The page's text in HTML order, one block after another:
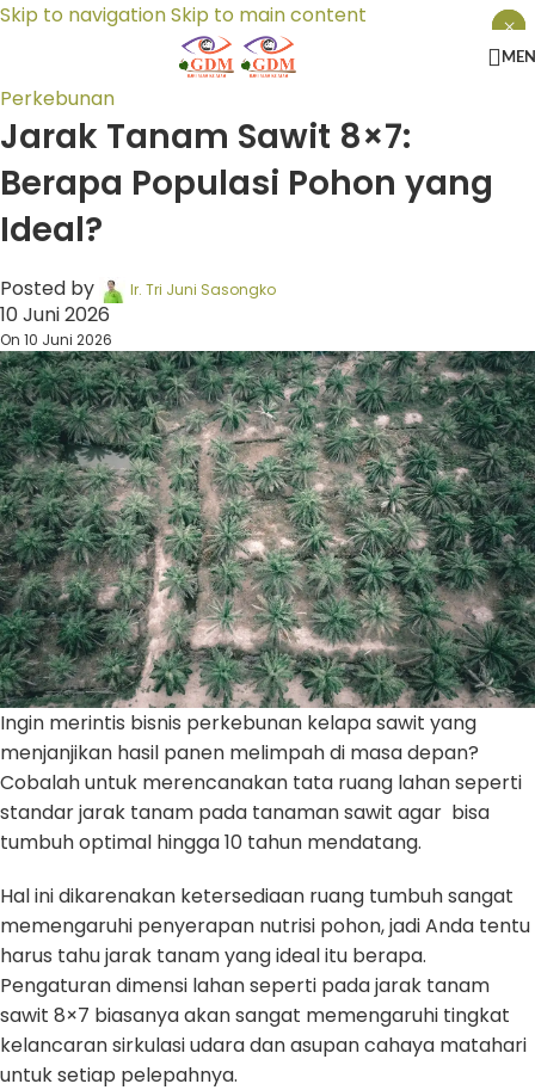
Skip to navigationSkip to main content
Perkebunan
Jarak Tanam Sawit 8×7:
Berapa Populasi Pohon yang
Ideal?
Posted by Ir. Tri Juni Sasongko
10 Juni 2026
On 10 Juni 2026
Ingin merintis bisnis perkebunan kelapa sawit yang
menjanjikan hasil panen melimpah di masa depan?
Cobalah untuk merencanakan tata ruang lahan seperti
standar jarak tanam pada tanaman sawit agar bisa
tumbuh optimal hingga 10 tahun mendatang.
Hal ini dikarenakan ketersediaan ruang tumbuh sangat
memengaruhi penyerapan nutrisi pohon, jadi Anda tentu
harus tahu jarak tanam yang ideal itu berapa.
Pengaturan dimensi lahan seperti pada jarak tanam
sawit 8×7 biasanya akan sangat memengaruhi tingkat
kelancaran sirkulasi udara dan asupan cahaya matahari
untuk setiap pelepahnya.
×
×
×